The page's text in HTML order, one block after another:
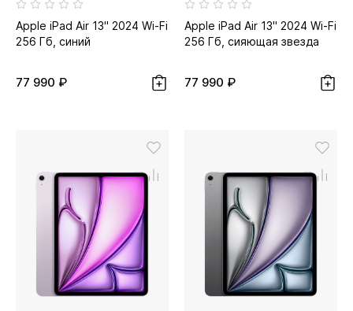
Apple iPad Air 13" 2024 Wi-Fi
256 Гб, синий
77 990 ₽
Apple iPad Air 13" 2024 Wi-Fi
256 Гб, сияющая звезда
77 990 ₽